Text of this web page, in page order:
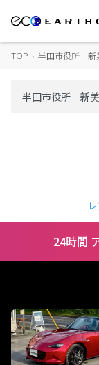
TOP › 半田市役所 新
24時間